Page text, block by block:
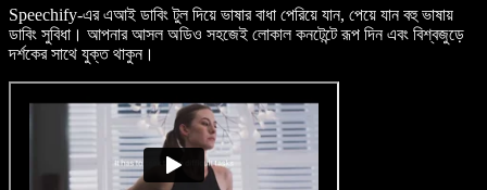
Speechify-এর এআই ডাবিং টুল দিয়ে ভাষার বাধা পেরিয়ে যান, পেয়ে যান বহু ভাষায়
ডাবিং সুবিধা। আপনার আসল অডিও সহজেই লোকাল কনটেন্টে রূপ দিন এবং বিশ্বজুড়ে
দর্শকের সাথে যুক্ত থাকুন।